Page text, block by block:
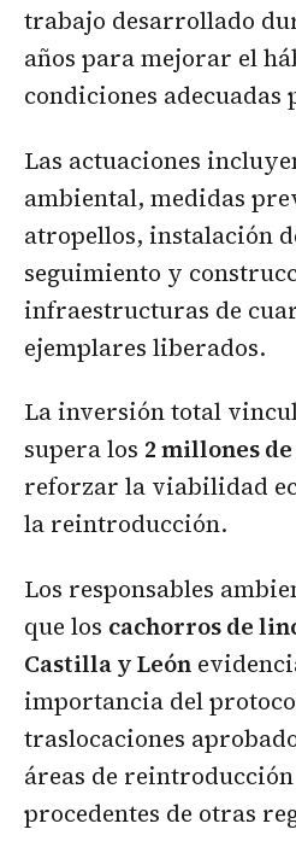
trabajo desarrollado
años para mejorar el
condiciones adecuadas
Las actuaciones
ambiental, medidas
atropellos, instalación
seguimiento y
infraestructuras de
ejemplares liberados.
La inversión total
supera los 2 millones
reforzar la viabilidad
la reintroducción.
Los responsables
que los cachorros de
Castilla y León
importancia del
traslocaciones
áreas de
procedentes de otras